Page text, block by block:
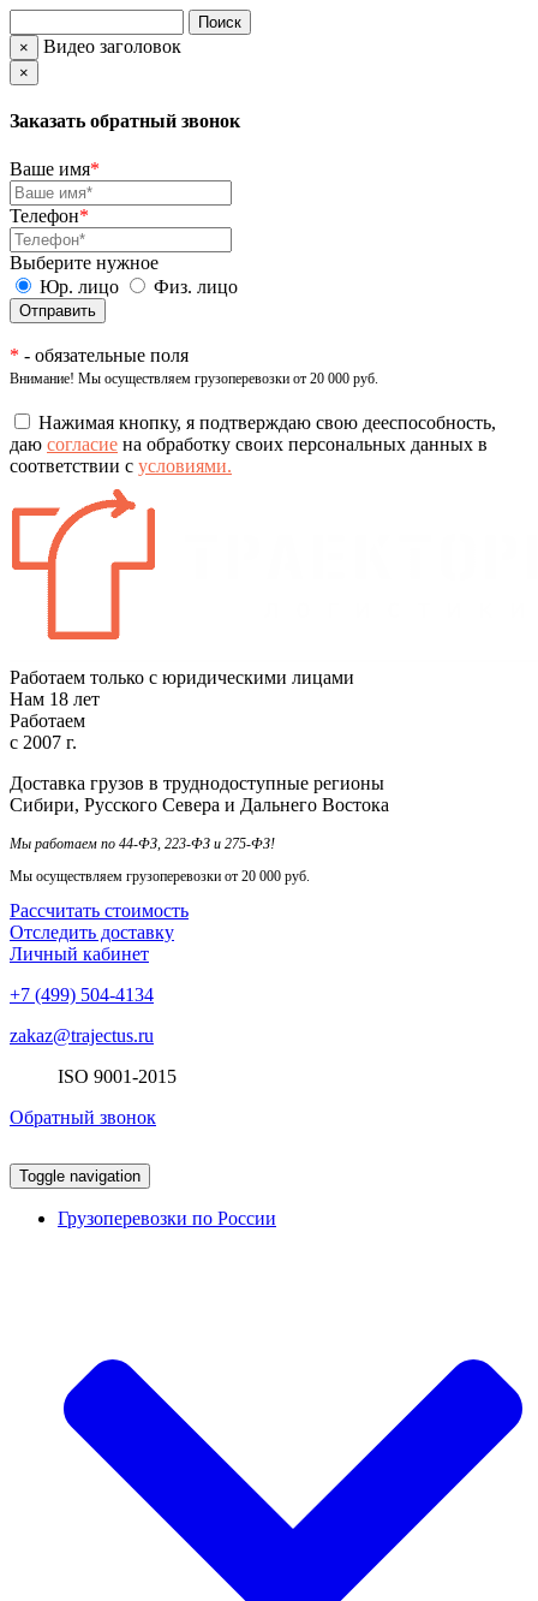
× Видео заголовок
×
Заказать обратный звонок
Ваше имя*
Телефон*
Выберите нужное
Юр. лицо
Физ. лицо
* - обязательные поля
Внимание! Мы осуществляем грузоперевозки от 20 000 руб.
Нажимая кнопку, я подтверждаю свою дееспособность,
даю согласие на обработку своих персональных данных в
соответствии с условиями.
Работаем только с юридическими лицами
Нам 18 лет
Работаем
с 2007 г.
Доставка грузов в труднодоступные регионы
Сибири, Русского Севера и Дальнего Востока
Мы работаем по 44-ФЗ, 223-ФЗ и 275-ФЗ!
Мы осуществляем грузоперевозки от 20 000 руб.
Рассчитать стоимость
Отследить доставку
Личный кабинет
+7 (499) 504-4134
zakaz@trajectus.ru
ISO 9001-2015
Обратный звонок
Toggle navigation
Грузоперевозки по России